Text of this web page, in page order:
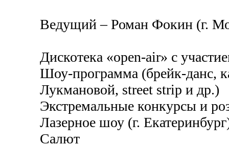
Ведущий – Роман Фокин (г.
Дискотека «open-air» с
Шоу-программа (брейк-данс,
Лукмановой, street strip и др.)
Экстремальные конкурсы и
Лазерное шоу (г.
Салют